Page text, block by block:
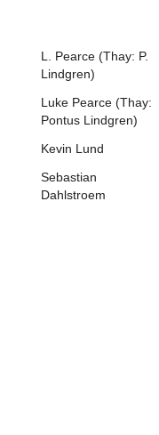
L. Pearce (Thay: P.
Lindgren)
Luke Pearce (Thay:
Pontus Lindgren)
Kevin Lund
Sebastian
Dahlstroem